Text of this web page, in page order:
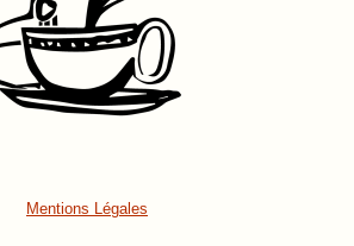
Mentions Légales